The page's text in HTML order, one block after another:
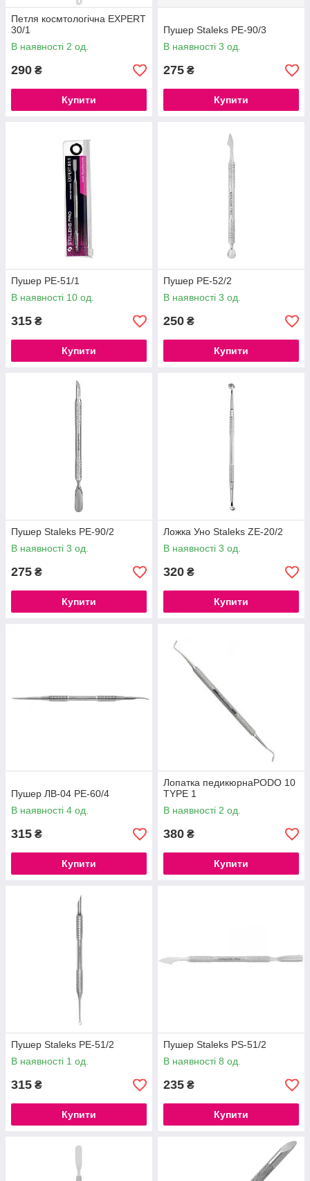
Петля космтологічна EXPERT
30/1
В наявності 2 од.
290 ₴
Купити
Пушер Staleks PE-90/3
В наявності 3 од.
275 ₴
Купити
Пушер PE-51/1
В наявності 10 од.
315 ₴
Купити
Пушер PE-52/2
В наявності 3 од.
250 ₴
Купити
Пушер Staleks PE-90/2
В наявності 3 од.
275 ₴
Купити
Ложка Уно Staleks ZE-20/2
В наявності 3 од.
320 ₴
Купити
Пушер ЛВ-04 PE-60/4
В наявності 4 од.
315 ₴
Купити
Лопатка педикюрнаPODO 10
TYPE 1
В наявності 2 од.
380 ₴
Купити
Пушер Staleks PE-51/2
В наявності 1 од.
315 ₴
Купити
Пушер Staleks PS-51/2
В наявності 8 од.
235 ₴
Купити